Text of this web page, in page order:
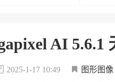
AI 5.6.1
2025-1-17 10:49 图形图像